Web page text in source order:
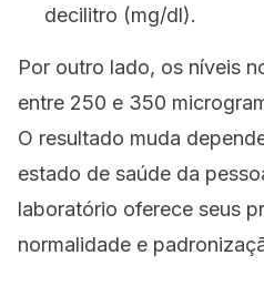
decilitro (mg/dl).
Por outro lado, os níveis
entre 250 e 350
O resultado muda
estado de saúde da
laboratório oferece seus
normalidade e